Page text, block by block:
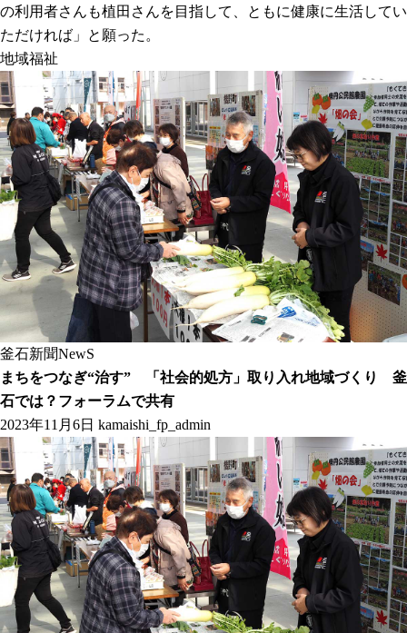
の利用者さんも植田さんを目指して、ともに健康に生活してい
ただければ」と願った。
地域福祉
釜石新聞NewS
まちをつなぎ“治す” 「社会的処方」取り入れ地域づくり 釜
石では？フォーラムで共有
2023年11月6日 kamaishi_fp_admin